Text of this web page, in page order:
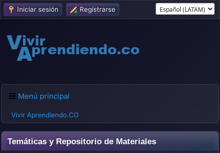
Iniciar sesión Regístrarse
Menú principal
Vivir Aprendiendo.CO
Temáticas y Repositorio de Materiales